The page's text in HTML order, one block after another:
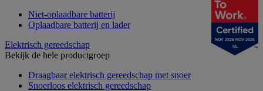
Niet-oplaadbare batterij
Oplaadbare batterij en lader
Elektrisch gereedschap
Bekijk de hele productgroep
Draagbaar elektrisch gereedschap met snoer
Snoerloos elektrisch gereedschap
NOV 2025-NOV 2026
NL